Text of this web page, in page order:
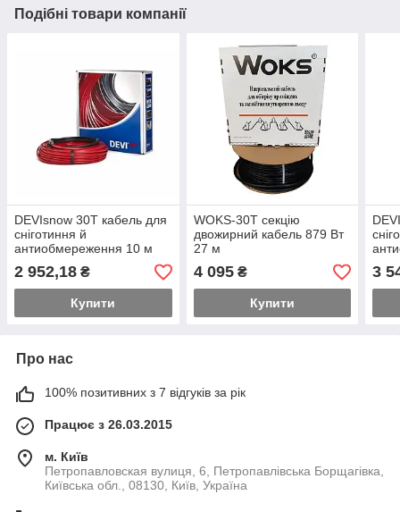
Подібні товари компанії
DEVIsnow 30T кабель для
сніготиння й
антиобмереження 10 м
300 Вт 230B
2 952,18 ₴
Купити
WOKS-30T секцію
двожирний кабель 879 Вт
27 м
4 095₴
Купити
Вт
3
Про нас
100% позитивних з 7 відгуків за рік
Працює з 26.03.2015
м. Київ
Петропавловская вулиця, 6, Петропавлівська Борщагівка,
Київська обл., 08130, Київ, Україна